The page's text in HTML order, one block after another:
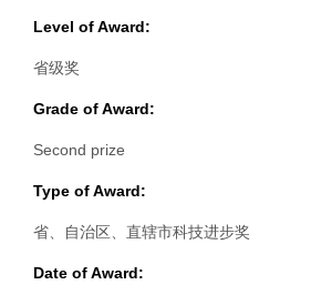
Level of Award:
省级奖
Grade of Award:
Second prize
Type of Award:
省、自治区、直辖市科技进步奖
Date of Award: